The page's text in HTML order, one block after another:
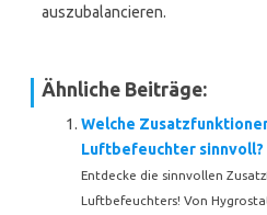
auszubalancieren.
Ähnliche Beiträge:
Welche
Luftbefeuchter sinnvoll?
Entdecke die sinnvollen
Luftbefeuchters! Von